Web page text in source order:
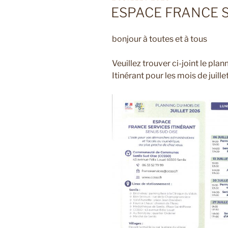
LE
ESPACE FRANCE
bonjour à toutes et à tous
Veuillez trouver ci-joint le
Itinérant pour les mois de